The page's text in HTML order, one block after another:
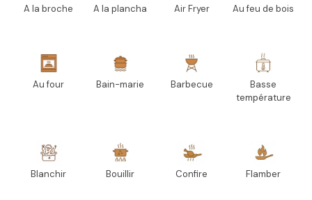
A la broche A la plancha Air Fryer Au feu de bois
Au four Bain-marie Barbecue
Basse
température
Blanchir Bouillir Confire Flamber